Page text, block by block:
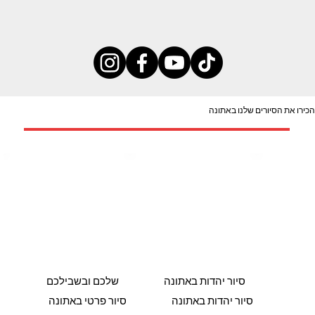
הכירו את הסיורים שלנו באתונה
שלכם ובשבילכם
סיור פרטי באתונה
סיור יהדות באתונה
סיור יהדות באתונה